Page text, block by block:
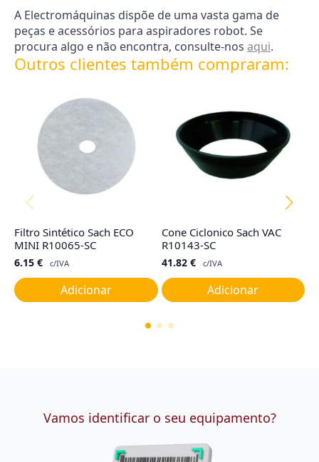
A Electromáquinas dispõe de uma vasta gama de
peças e acessórios para aspiradores robot. Se
procura algo e não encontra, consulte-nos aqui.
Outros clientes também compraram:
Filtro Sintético Sach ECO
MINI R10065-SC
6.15 € c/IVA
Adicionar
Cone Ciclonico Sach VAC
R10143-SC
41.82 € c/IVA
Adicionar
Vamos identificar o seu equipamento?